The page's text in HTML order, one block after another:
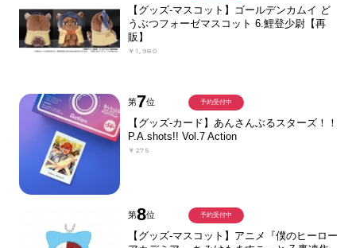
【グッズ-マスコット】ゴールデンカムイ ど
うぶつフォーゼマスコット 6.鯉登少尉【再
販】
￥1,980
第7位
【グッズ-カード】あんさんぶるスターズ！！
P.A.shots!! Vol.7 Action
￥275
予約受付中
第8位
【グッズ-マスコット】アニメ『僕のヒーロー
予約受付中